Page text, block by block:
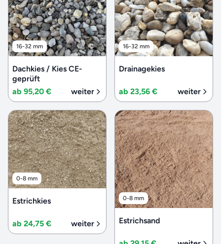
16-32 mm
Dachkies / Kies CE-
geprüft
ab 95,20 €
weiter
16-32 mm
Drainagekies
ab 23,56 € weiter
0-8 mm
Estrichkies
ab 24,75 € weiter
0-8 mm
Estrichsand